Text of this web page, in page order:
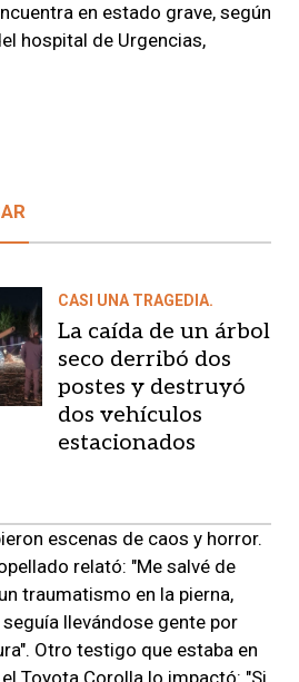
en estado grave, según
hospital de Urgencias,
CASI UNA TRAGEDIA.
La caída de un árbol
seco derribó dos
postes y destruyó
dos vehículos
estacionados
escenas de caos y horror.
relató: "Me salvé de
traumatismo en la pierna,
llevándose gente por
Otro testigo que estaba en
Toyota Corolla lo impactó: "Si